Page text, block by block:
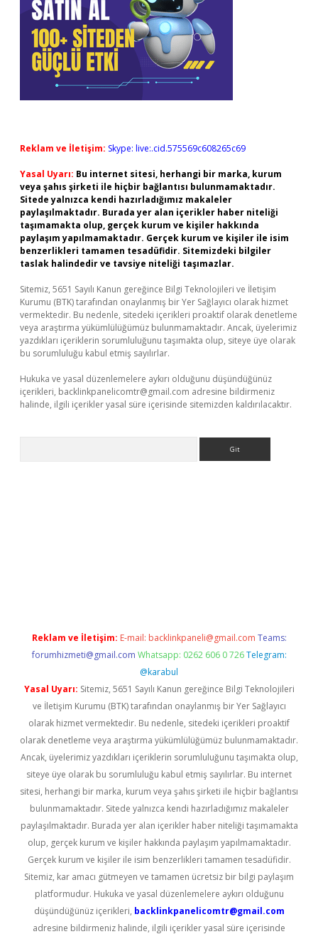
Reklam ve İletişim: Skype: live:.cid.575569c608265c69
Yasal Uyarı: Bu internet sitesi, herhangi bir marka, kurum
veya şahıs şirketi ile hiçbir bağlantısı bulunmamaktadır.
Sitede yalnızca kendi hazırladığımız makaleler
paylaşılmaktadır. Burada yer alan içerikler haber niteliği
taşımamakta olup, gerçek kurum ve kişiler hakkında
paylaşım yapılmamaktadır. Gerçek kurum ve kişiler ile isim
benzerlikleri tamamen tesadüfidir. Sitemizdeki bilgiler
taslak halindedir ve tavsiye niteliği taşımazlar.
Sitemiz, 5651 Sayılı Kanun gereğince Bilgi Teknolojileri ve İletişim
Kurumu (BTK) tarafından onaylanmış bir Yer Sağlayıcı olarak hizmet
vermektedir. Bu nedenle, sitedeki içerikleri proaktif olarak denetleme
veya araştırma yükümlülüğümüz bulunmamaktadır. Ancak, üyelerimiz
yazdıkları içeriklerin sorumluluğunu taşımakta olup, siteye üye olarak
bu sorumluluğu kabul etmiş sayılırlar.
Hukuka ve yasal düzenlemelere aykırı olduğunu düşündüğünüz
içerikleri, backlinkpanelicomtr@gmail.com adresine bildirmeniz
halinde, ilgili içerikler yasal süre içerisinde sitemizden kaldırılacaktır.
Reklam ve İletişim: E-mail: backlinkpaneli@gmail.com Teams:
forumhizmeti@gmail.com Whatsapp: 0262 606 0 726 Telegram:
@karabul
Yasal Uyarı: Sitemiz, 5651 Sayılı Kanun gereğince Bilgi Teknolojileri
ve İletişim Kurumu (BTK) tarafından onaylanmış bir Yer Sağlayıcı
olarak hizmet vermektedir. Bu nedenle, sitedeki içerikleri proaktif
olarak denetleme veya araştırma yükümlülüğümüz bulunmamaktadır.
Ancak, üyelerimiz yazdıkları içeriklerin sorumluluğunu taşımakta olup,
siteye üye olarak bu sorumluluğu kabul etmiş sayılırlar. Bu internet
sitesi, herhangi bir marka, kurum veya şahıs şirketi ile hiçbir bağlantısı
bulunmamaktadır. Sitede yalnızca kendi hazırladığımız makaleler
paylaşılmaktadır. Burada yer alan içerikler haber niteliği taşımamakta
olup, gerçek kurum ve kişiler hakkında paylaşım yapılmamaktadır.
Gerçek kurum ve kişiler ile isim benzerlikleri tamamen tesadüfidir.
Sitemiz, kar amacı gütmeyen ve tamamen ücretsiz bir bilgi paylaşım
platformudur. Hukuka ve yasal düzenlemelere aykırı olduğunu
düşündüğünüz içerikleri, backlinkpanelicomtr@gmail.com
adresine bildirmeniz halinde, ilgili içerikler yasal süre içerisinde